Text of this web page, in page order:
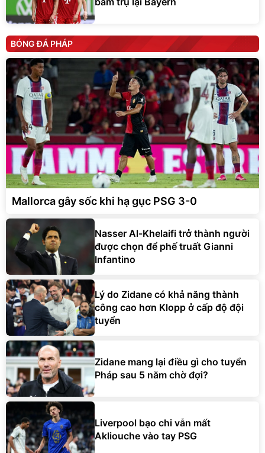
BÓNG ĐÁ PHÁP
Mallorca gây sốc khi hạ gục PSG 3-0
Nasser Al-Khelaifi trở thành người
được chọn để phế truất Gianni
Infantino
Lý do Zidane có khả năng thành
công cao hơn Klopp ở cấp độ đội
tuyển
Zidane mang lại điều gì cho tuyển
Pháp sau 5 năm chờ đợi?
Liverpool bạo chi vẫn mất
Akliouche vào tay PSG